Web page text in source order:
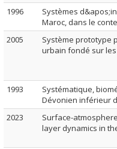
1996
Systèmes
Maroc, dans le
2005
Système prototype
urbain fondé sur les
1993
Systématique,
Dévonien inférieur
2023
Surface-
layer dynamics in